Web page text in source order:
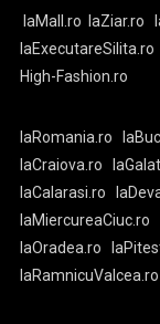
laMall.ro
laZiar.ro
laExecutareSilita.ro
High-Fashion.ro
laRomania.ro
laCraiova.ro
laCalarasi.ro
laMiercureaCiuc.ro
laOradea.ro
laRamnicuValcea.ro